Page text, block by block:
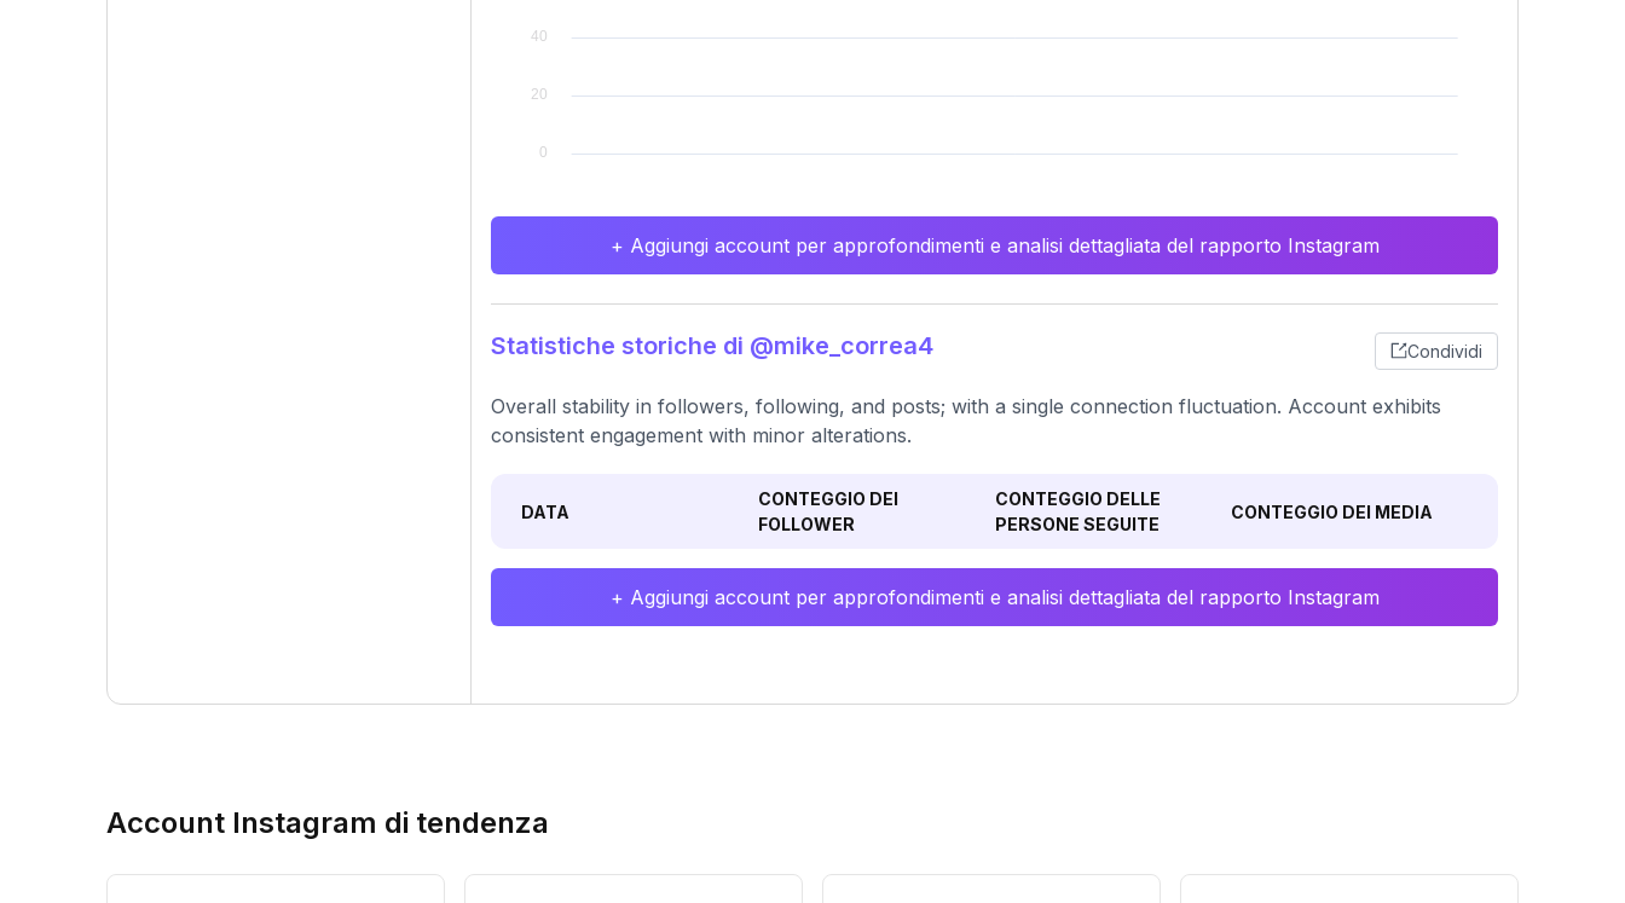
+ Aggiungi account per approfondimenti e analisi dettagliata del rapporto Instagram
Statistiche storiche di @mike_correa4 Condividi
Overall stability in followers, following, and posts; with a single connection fluctuation. Account exhibits
consistent engagement with minor alterations.
DATA
CONTEGGIO DEI
FOLLOWER
CONTEGGIO DELLE
PERSONE SEGUITE
CONTEGGIO DEI MEDIA
+ Aggiungi account per approfondimenti e analisi dettagliata del rapporto Instagram
Account Instagram di tendenza